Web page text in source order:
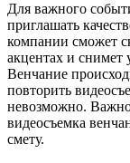
Для важного
приглашать
компании сможет
акцентах и снимет
Венчание
повторить
невозможно. Важно
видеосъемка
смету.